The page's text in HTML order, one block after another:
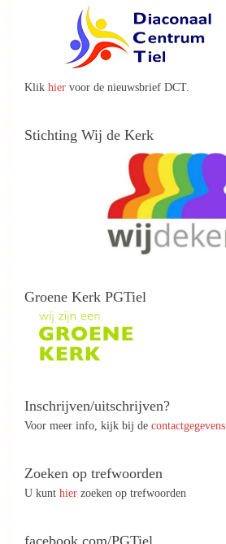
Klik hier voor de nieuwsbrief DCT.
Stichting Wij de Kerk
Groene Kerk PGTiel
Inschrijven/uitschrijven?
Voor meer info, kijk bij de contactgegevens
Zoeken op trefwoorden
U kunt hier zoeken op trefwoorden